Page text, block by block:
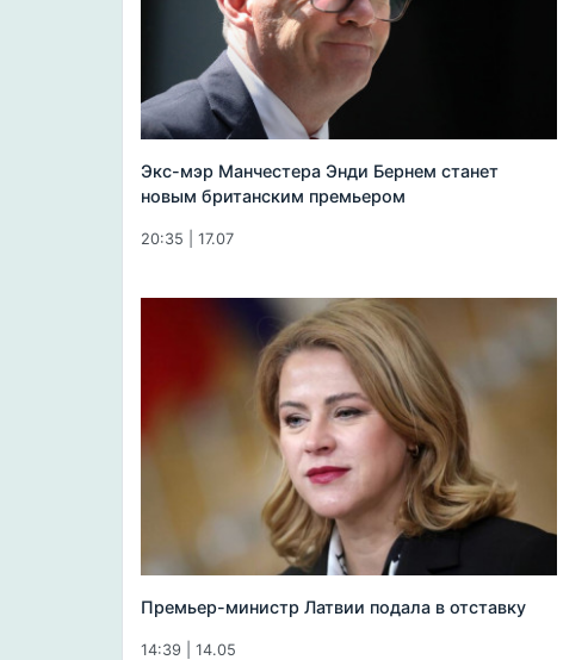
Экс-мэр Манчестера Энди Бернем станет
новым британским премьером
20:35 | 17.07
Премьер-министр Латвии подала в отставку
14:39 | 14.05